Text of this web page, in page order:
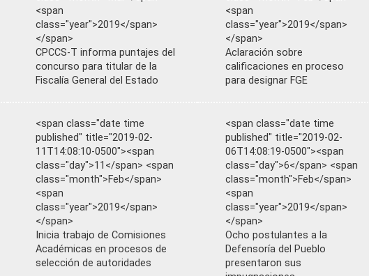
<span
class="year">2019</span>
</span>
CPCCS-T informa puntajes del
concurso para titular de la
Fiscalía General del Estado
<span
class="year">2019</span>
</span>
Aclaración sobre
calificaciones en proceso
para designar FGE
<span class="date time
published" title="2019-02-
11T14:08:10-0500"><span
class="day">11</span> <span
class="month">Feb</span>
<span
class="year">2019</span>
</span>
Inicia trabajo de Comisiones
Académicas en procesos de
selección de autoridades
<span class="date time
published" title="2019-02-
06T14:08:19-0500"><span
class="day">6</span> <span
class="month">Feb</span>
<span
class="year">2019</span>
</span>
Ocho postulantes a la
Defensoría del Pueblo
presentaron sus